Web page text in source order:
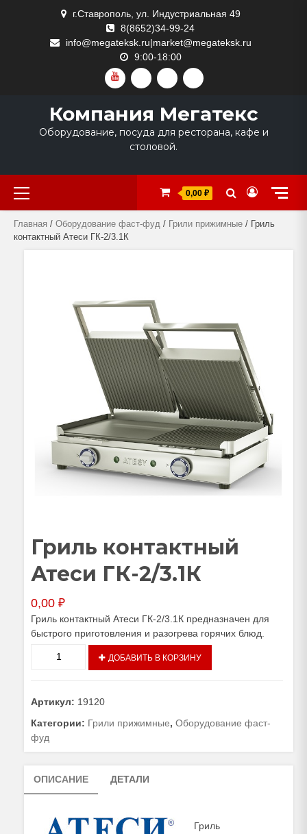
г.Ставрополь, ул. Индустриальная 49
8(8652)34-99-24
info@megateksk.ru|market@megateksk.ru
9:00-18:00
YOUTUBEVKVIDEORUTUBEDZEN
Компания Мегатекс
Оборудование, посуда для ресторана, кафе и
столовой.
Primary
Menu
0,00 ₽
Главная / Оборудование фаст-фуд / Грили прижимные / Гриль
контактный Атеси ГК-2/3.1К
Гриль контактный
Атеси ГК-2/3.1К
0,00 ₽
Гриль контактный Атеси ГК-2/3.1К предназначен для
быстрого приготовления и разогрева горячих блюд.
Гриль
Атеси
ГК-2/3.1К
ДОБАВИТЬ В КОРЗИНУ
Артикул: 19120
Категории: Грили прижимные, Оборудование фаст-
фуд
ОПИСАНИЕ ДЕТАЛИ
Гриль